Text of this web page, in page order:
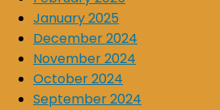
January 2025
December 2024
November 2024
October 2024
September 2024